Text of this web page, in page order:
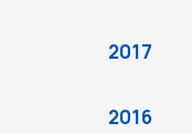
2017
2016